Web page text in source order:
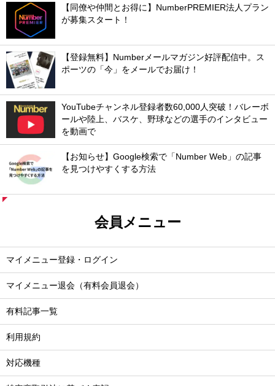
【同僚や仲間とお得に】NumberPREMIER法人プラン
が募集スタート！
【登録無料】Numberメールマガジン好評配信中。ス
ポーツの「今」をメールでお届け！
YouTubeチャンネル登録者数60,000人突破！バレーボ
ールや陸上、バスケ、野球などの選手のインタビュー
を動画で
【お知らせ】Google検索で「Number Web」の記事
を見つけやすくする方法
会員メニュー
マイメニュー登録・ログイン
マイメニュー退会（有料会員退会）
有料記事一覧
利用規約
対応機種